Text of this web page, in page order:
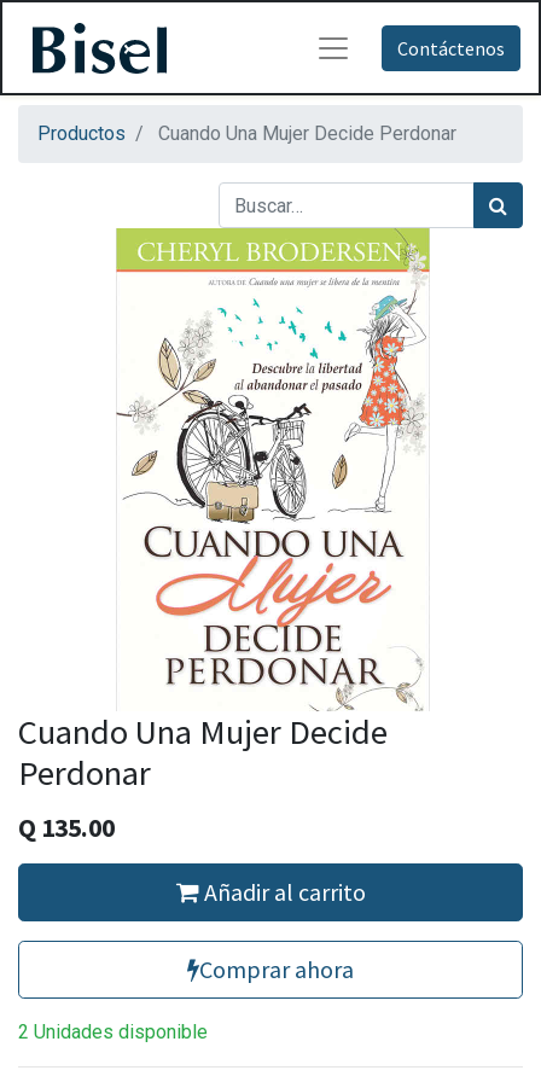
Contáctenos
Productos Cuando Una Mujer Decide Perdonar
Cuando Una Mujer Decide
Perdonar
Q 135.00
Añadir al carrito
Comprar ahora
2 Unidades disponible